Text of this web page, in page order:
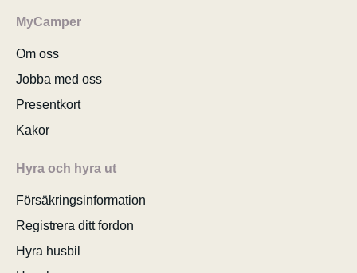
MyCamper
Om oss
Jobba med oss
Presentkort
Kakor
Hyra och hyra ut
Försäkringsinformation
Registrera ditt fordon
Hyra husbil